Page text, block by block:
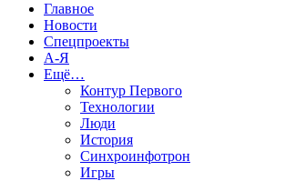
Главное
Новости
Спецпроекты
А-Я
Ещё…
Контур Первого
Технологии
Люди
История
Синхроинфотрон
Игры